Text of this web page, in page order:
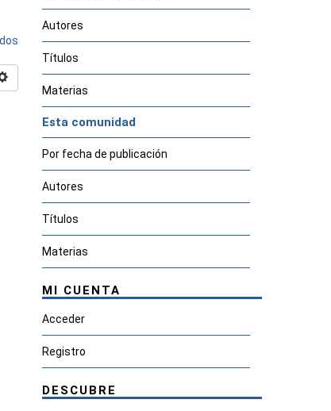
Autores
Títulos
Materias
Esta comunidad
Por fecha de publicación
Autores
Títulos
Materias
MI CUENTA
Acceder
Registro
DESCUBRE